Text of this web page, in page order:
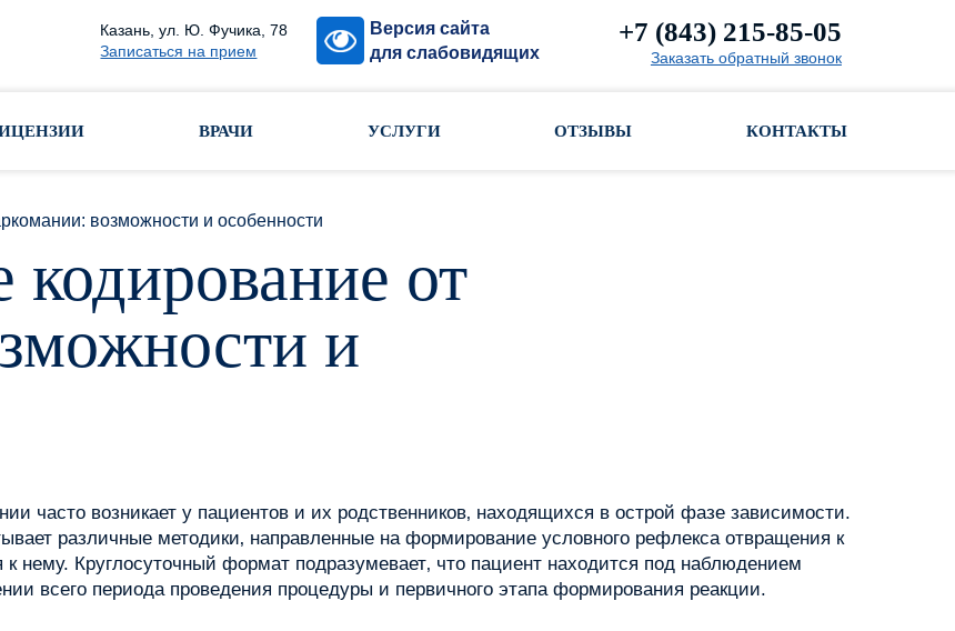
Казань, ул. Ю. Фучика, 78
Записаться на прием
Версия сайта
для слабовидящих
+7 (843) 215-85-05
Заказать обратный звонок
ВРАЧИ УСЛУГИ ОТЗЫВЫ КОНТАКТЫ
возможности и особенности
кодирование от
и
часто возникает у пациентов и их родственников‚ находящихся в острой фазе зависимости.
различные методики‚ направленные на формирование условного рефлекса отвращения к
нему. Круглосуточный формат подразумевает‚ что пациент находится под наблюдением
всего периода проведения процедуры и первичного этапа формирования реакции.